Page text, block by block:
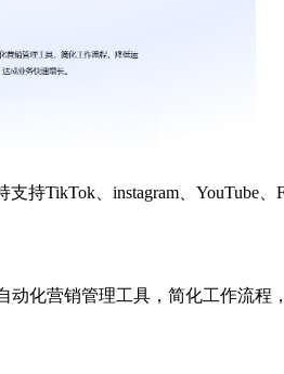
TikTok、instagram、YouTube、
化营销管理工具，简化工作流程